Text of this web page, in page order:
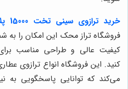
خرید ترازوی سینی تخت 15000 پلاس 50 کیلویی محک
فروشگاه تراز محک این امکان را
کیفیت عالی و طراحی مناسب
کنید. این فروشگاه انواع ترازوی
می‌کند که توانایی پاسخگویی به